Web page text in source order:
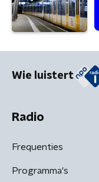
Wie luistert
Radio
Frequenties
Programma's